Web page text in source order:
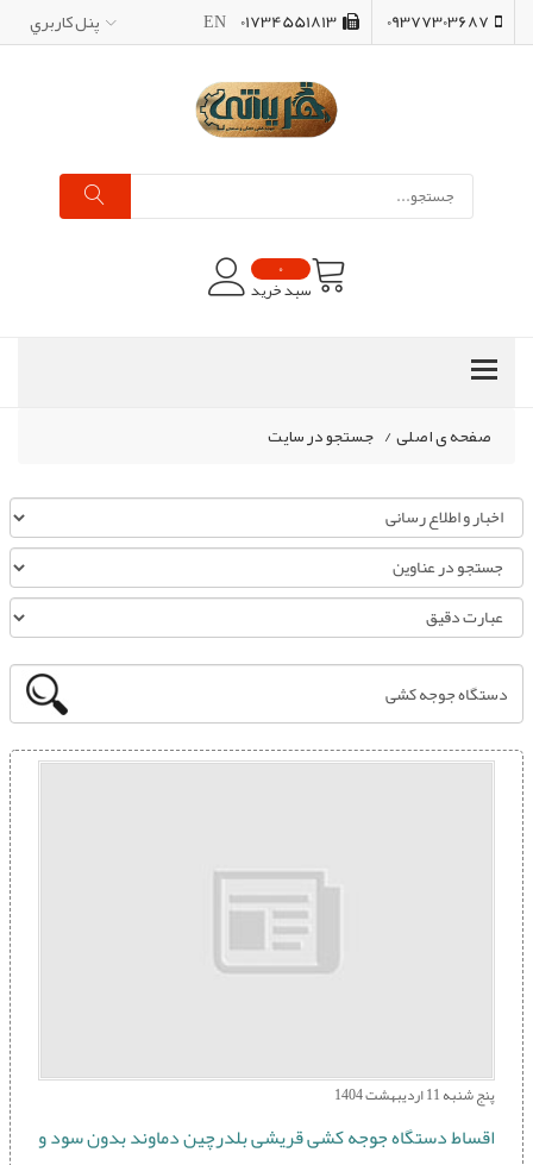
09377303687
01734551813
EN پنل کاربري
سبد خرید
صفحه ی اصلی/ جستجو در سایت
پنج شنبه 11 اردیبهشت 1404
اقساط دستگاه جوجه کشی قریشی بلدرچین دماوند بدون سود و